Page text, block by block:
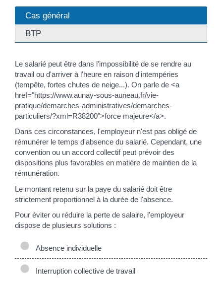
Cas général
BTP
Le salarié peut être dans l'impossibilité de se rendre au
travail ou d'arriver à l'heure en raison d'intempéries
(tempête, fortes chutes de neige...). On parle de <a
href="https://www.aunay-sous-auneau.fr/vie-
pratique/demarches-administratives/demarches-
particuliers/?xml=R38200">force majeure</a>.
Dans ces circonstances, l'employeur n'est pas obligé de
rémunérer le temps d'absence du salarié. Cependant, une
convention ou un accord collectif peut prévoir des
dispositions plus favorables en matière de maintien de la
rémunération.
Le montant retenu sur la paye du salarié doit être
strictement proportionnel à la durée de l'absence.
Pour éviter ou réduire la perte de salaire, l'employeur
dispose de plusieurs solutions :
Absence individuelle
Interruption collective de travail